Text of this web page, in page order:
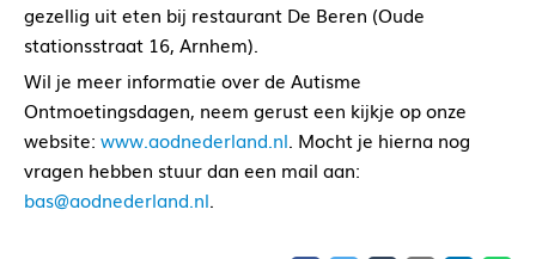
gezellig uit eten bij restaurant De Beren (Oude
stationsstraat 16, Arnhem).
Wil je meer informatie over de Autisme
Ontmoetingsdagen, neem gerust een kijkje op onze
website: www.aodnederland.nl. Mocht je hierna nog
vragen hebben stuur dan een mail aan:
bas@aodnederland.nl.